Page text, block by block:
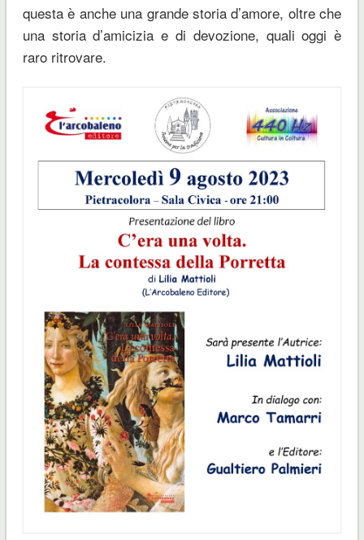
questa è anche una grande storia d’amore, oltre che
una storia d’amicizia e di devozione, quali oggi è
raro ritrovare.